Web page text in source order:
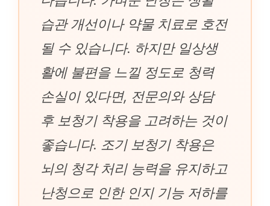
습관 개선이나 약물 치료로 호전
될 수 있습니다. 하지만 일상생
활에 불편을 느낄 정도로 청력
손실이 있다면, 전문의와 상담
후 보청기 착용을 고려하는 것이
좋습니다. 조기 보청기 착용은
뇌의 청각 처리 능력을 유지하고
난청으로 인한 인지 기능 저하를